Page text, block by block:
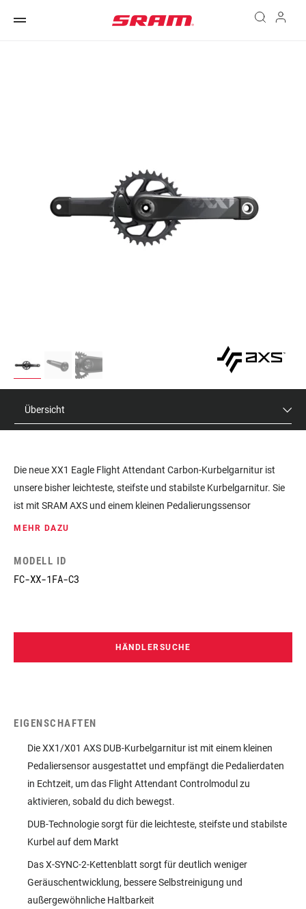
Übersicht
HÄNDLERSUCHE
Die neue XX1 Eagle Flight Attendant Carbon-Kurbelgarnitur ist
unsere bisher leichteste, steifste und stabilste Kurbelgarnitur. Sie
ist mit SRAM AXS und einem kleinen Pedalierungssensor
ausgestattet, der die Eingaben des Fahrers in Echtzeit erfasst und
bewegst.
MEHR DAZU
MODELL ID
FC-XX-1FA-C3
EIGENSCHAFTEN
Die XX1/X01 AXS DUB-Kurbelgarnitur ist mit einem kleinen
Pedaliersensor ausgestattet und empfängt die Pedalierdaten
in Echtzeit, um das Flight Attendant Controlmodul zu
aktivieren, sobald du dich bewegst.
DUB-Technologie sorgt für die leichteste, steifste und stabilste
Kurbel auf dem Markt
Das X-SYNC-2-Kettenblatt sorgt für deutlich weniger
Geräuschentwicklung, bessere Selbstreinigung und
außergewöhnliche Haltbarkeit